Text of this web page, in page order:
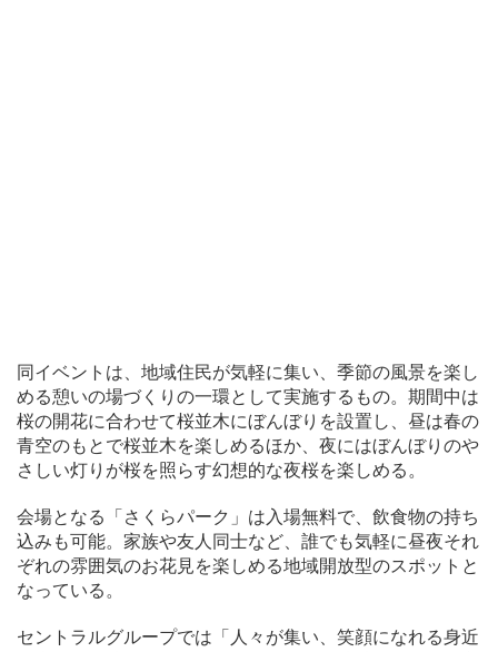
同イベントは、地域住民が気軽に集い、季節の風景を楽し
める憩いの場づくりの一環として実施するもの。期間中は
桜の開花に合わせて桜並木にぼんぼりを設置し、昼は春の
青空のもとで桜並木を楽しめるほか、夜にはぼんぼりのや
さしい灯りが桜を照らす幻想的な夜桜を楽しめる。
会場となる「さくらパーク」は入場無料で、飲食物の持ち
込みも可能。家族や友人同士など、誰でも気軽に昼夜それ
ぞれの雰囲気のお花見を楽しめる地域開放型のスポットと
なっている。
セントラルグループでは「人々が集い、笑顔になれる身近